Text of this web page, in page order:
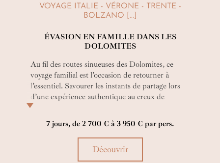
VOYAGE ITALIE - VÉRONE - TRENTE -
BOLZANO [...]
ÉVASION EN FAMILLE DANS LES
DOLOMITES
Au fil des routes sinueuses des Dolomites, ce
voyage familial est l’occasion de retourner à
l’essentiel. Savourer les instants de partage lors
d’une expérience authentique au creux de
villages confidentiels et de panoramas
exceptionnels. Le raffinement discret de l’Italie
rencontre la douceur des souvenirs que l’on
construit ensemble, simplement, intensément.
7 jours, de 2 700 € à 3 950 € par pers.
Découvrir